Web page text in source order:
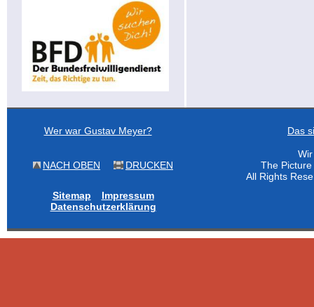
Wer war Gustav Meyer? Das
NACH OBEN DRUCKEN
The
All Rights
Sitemap
Impressum
Datenschutzerklärung